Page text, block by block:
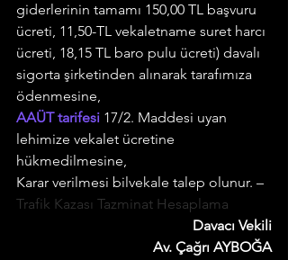
giderlerinin tamamı 150,00 TL başvuru
ücreti, 11,50-TL vekaletname suret harcı
ücreti, 18,15 TL baro pulu ücreti) davalı
sigorta şirketinden alınarak tarafımıza
ödenmesine,
AAÜT tarifesi 17/2. Maddesi uyan
lehimize vekalet ücretine
hükmedilmesine,
Karar verilmesi bilvekale talep olunur. –
Trafik Kazası Tazminat Hesaplama
Davacı Vekili
Av. Çağrı AYBOĞA